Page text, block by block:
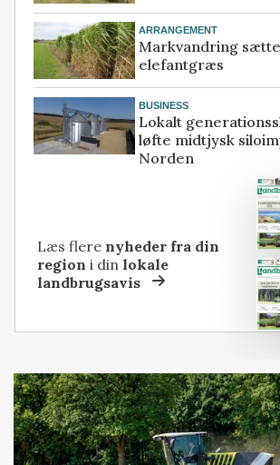
ARRANGEMENT
Markvandring
elefantgræs
BUSINESS
Lokalt
løfte midtjysk
Norden
Læs flere nyheder fra din
region i dinlokale
landbrugsavis